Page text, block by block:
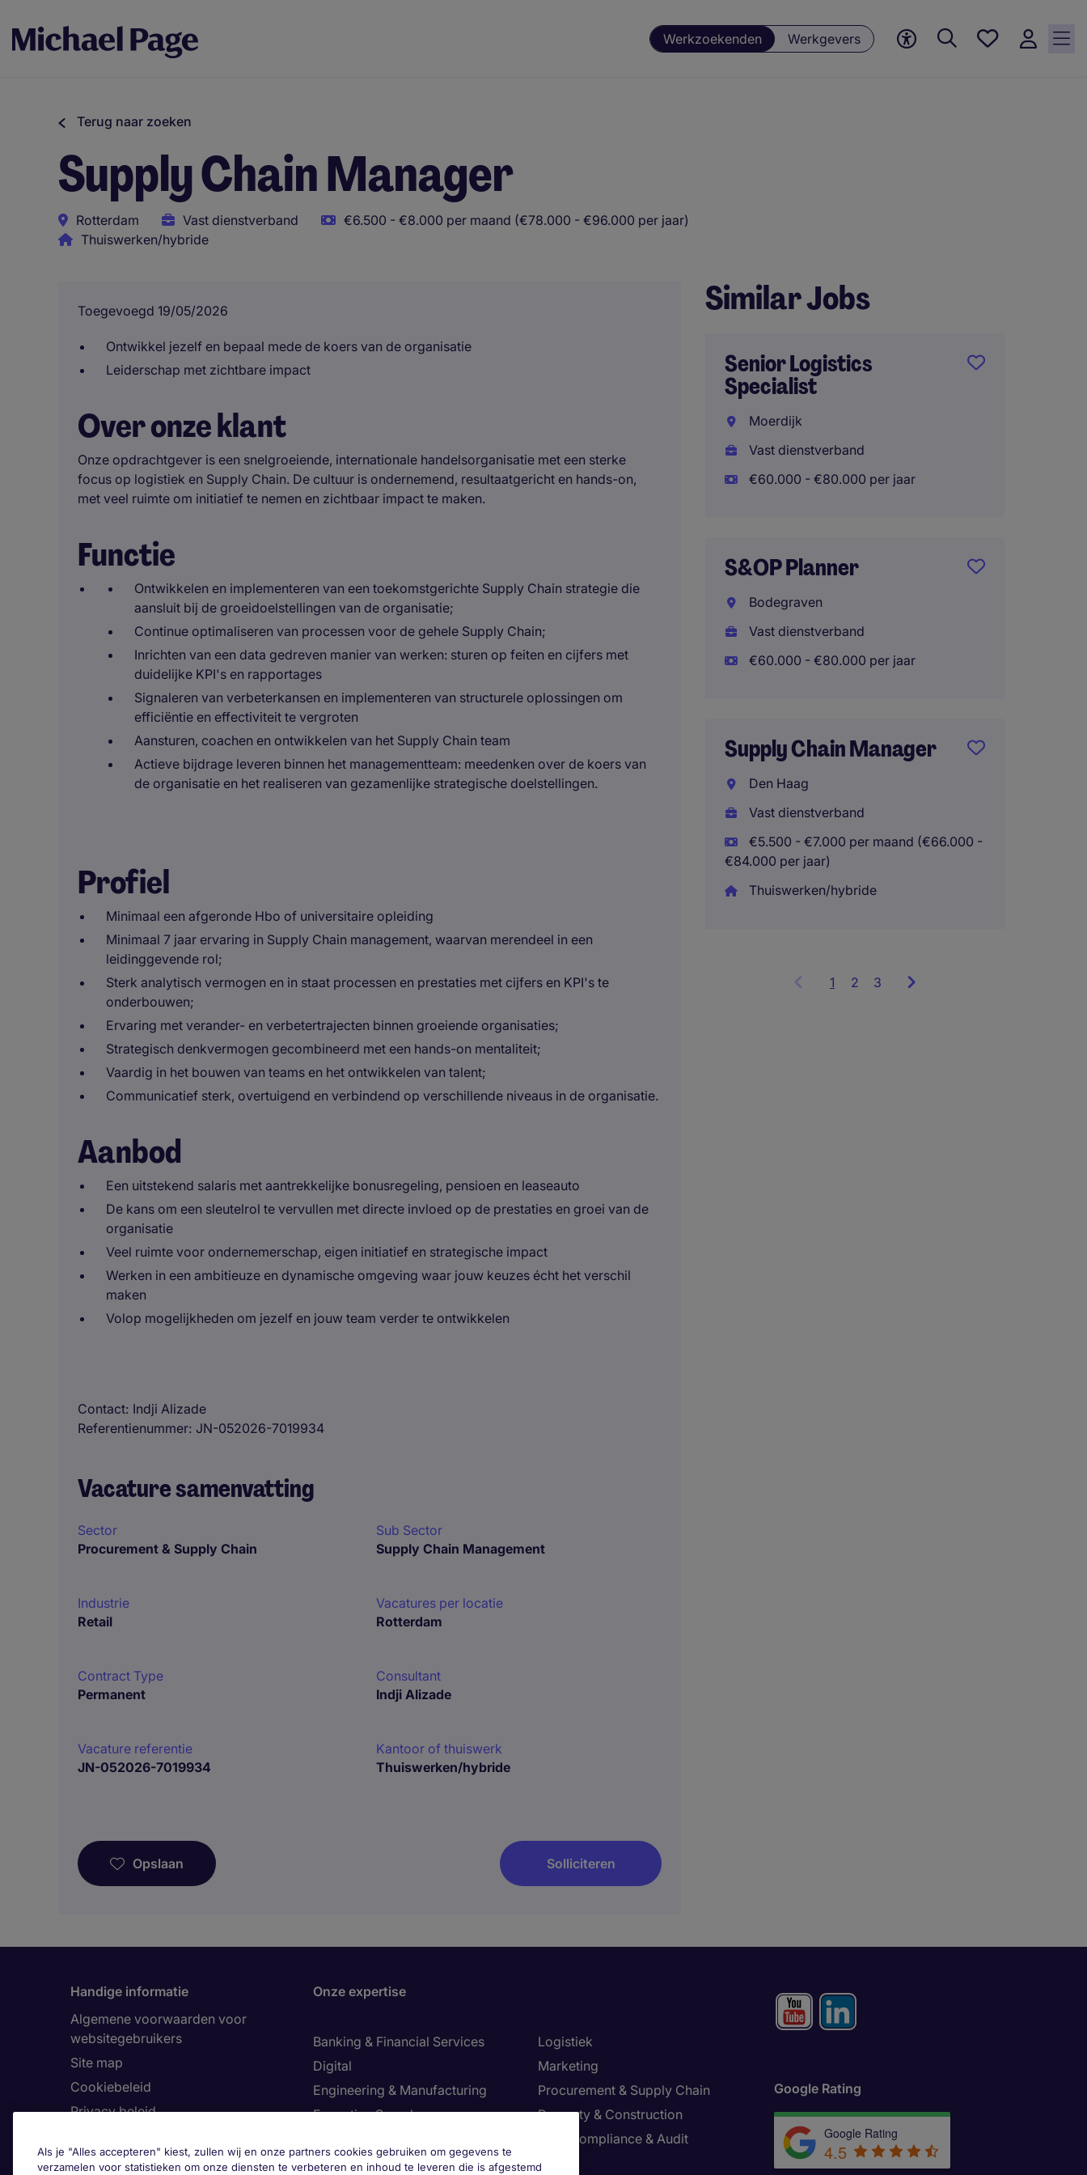
Werkzoekenden Werkgevers
Favorieten,
Terug naar zoeken
Supply Chain Manager
Rotterdam Vast dienstverband
€6.500 - €8.000 per maand (€78.000 - €96.000 per jaar)
Thuiswerken/hybride
Toegevoegd 19/05/2026
Ontwikkel jezelf en bepaal mede de koers van de organisatie
Leiderschap met zichtbare impact
Over onze klant
Onze opdrachtgever is een snelgroeiende, internationale handelsorganisatie met een sterke
focus op logistiek en Supply Chain. De cultuur is ondernemend, resultaatgericht en hands-on,
met veel ruimte om initiatief te nemen en zichtbaar impact te maken.
Functie
Ontwikkelen en implementeren van een toekomstgerichte Supply Chain strategie die
aansluit bij de groeidoelstellingen van de organisatie;
Continue optimaliseren van processen voor de gehele Supply Chain;
Inrichten van een data gedreven manier van werken: sturen op feiten en cijfers met
duidelijke KPI's en rapportages
Signaleren van verbeterkansen en implementeren van structurele oplossingen om
efficiëntie en effectiviteit te vergroten
Aansturen, coachen en ontwikkelen van het Supply Chain team
Actieve bijdrage leveren binnen het managementteam: meedenken over de koers van
de organisatie en het realiseren van gezamenlijke strategische doelstellingen.
Profiel
Minimaal een afgeronde Hbo of universitaire opleiding
Minimaal 7 jaar ervaring in Supply Chain management, waarvan merendeel in een
leidinggevende rol;
Sterk analytisch vermogen en in staat processen en prestaties met cijfers en KPI's te
onderbouwen;
Ervaring met verander- en verbetertrajecten binnen groeiende organisaties;
Strategisch denkvermogen gecombineerd met een hands-on mentaliteit;
Vaardig in het bouwen van teams en het ontwikkelen van talent;
Communicatief sterk, overtuigend en verbindend op verschillende niveaus in de organisatie.
Aanbod
Een uitstekend salaris met aantrekkelijke bonusregeling, pensioen en leaseauto
De kans om een sleutelrol te vervullen met directe invloed op de prestaties en groei van de
organisatie
Veel ruimte voor ondernemerschap, eigen initiatief en strategische impact
Werken in een ambitieuze en dynamische omgeving waar jouw keuzes écht het verschil
maken
Volop mogelijkheden om jezelf en jouw team verder te ontwikkelen
Contact Indji Alizade
Referentienummer JN-052026-7019934
Vacature samenvatting
Sector
Procurement & Supply Chain
Sub Sector
Supply Chain Management
Industrie
Retail
Vacatures per locatie
Rotterdam
Contract Type
Permanent
Consultant
Indji Alizade
Vacature referentie
JN-052026-7019934
Kantoor of thuiswerk
Thuiswerken/hybride
Opslaan Solliciteren
Similar Jobs
Senior Logistics
Specialist
Moerdijk
Vast dienstverband
€60.000 - €80.000 per jaar
S&OP Planner
Bodegraven
Vast dienstverband
€60.000 - €80.000 per jaar
Supply Chain Manager
Den Haag
Vast dienstverband
€5.500 - €7.000 per maand (€66.000 -
€84.000 per jaar)
Thuiswerken/hybride
1 Showing
2 3
Handige informatie
Algemene voorwaarden voor
websitegebruikers
Site map
Cookiebeleid
Privacy beleid
Toegankelijkheid
Onze expertise
Banking & Financial Services
Digital
Engineering & Manufacturing
Executive Search
Healthcare & Life Sciences
Logistiek
Marketing
Procurement & Supply Chain
Property & Construction
Risk, Compliance & Audit
Sales
Google Rating
Google Rating
4.5
Als je "Alles accepteren" kiest, zullen wij en onze partners cookies gebruiken om gegevens te
verzamelen voor statistieken om onze diensten te verbeteren en inhoud te leveren die is afgestemd